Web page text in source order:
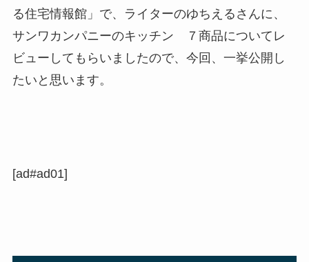
る住宅情報館」で、ライターのゆちえるさんに、
サンワカンパニーのキッチン ７商品についてレ
ビューしてもらいましたので、今回、一挙公開し
たいと思います。
[ad#ad01]